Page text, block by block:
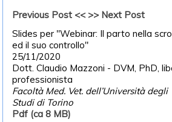
Previous Post << >> Next Post
Slides per "Webinar: Il parto nella
ed il suo controllo"
25/11/2020
Dott. Claudio Mazzoni - DVM, PhD,
professionista
Facoltà Med. Vet. dell’Università degli
Studi di Torino
Pdf (ca 8 MB)